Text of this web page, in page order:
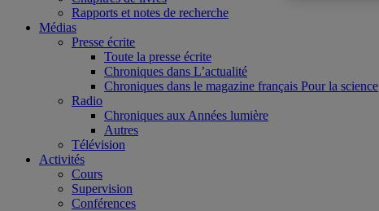
Rapports et notes de recherche
Médias
Presse écrite
Toute la presse écrite
Chroniques dans L’actualité
Chroniques dans le magazine français Pour la science
Radio
Chroniques aux Années lumière
Autres
Télévision
Activités
Cours
Supervision
Conférences